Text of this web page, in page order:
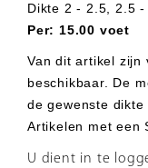
Dikte 2 - 2.5, 2.5
Per:15.00 voet
Van dit artikel zijn
beschikbaar. De
de gewenste
Artikelen met een
U dient in te